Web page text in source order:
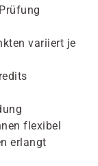
variiert je
flexibel
erlangt